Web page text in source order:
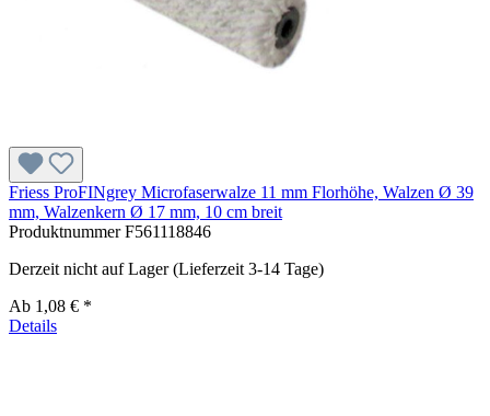
Friess ProFINgrey Microfaserwalze 11 mm Florhöhe, Walzen Ø 39
mm, Walzenkern Ø 17 mm, 10 cm breit
ProduktnummerF561118846
Derzeit nicht auf Lager (Lieferzeit 3-14 Tage)
Ab 1,08 € *
Details